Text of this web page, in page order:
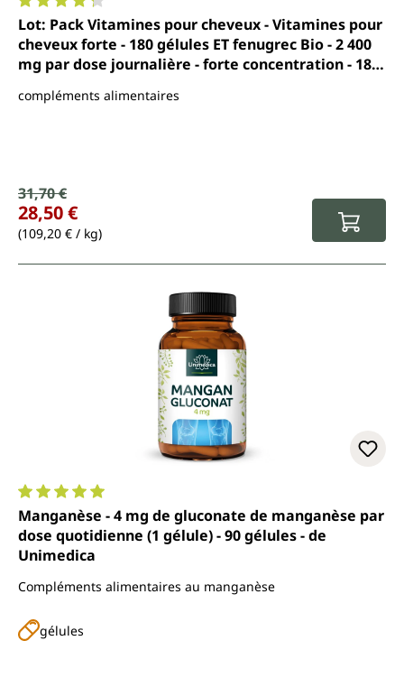
Note moyenne de 4.3 sur 5 étoiles
Lot: Pack Vitamines pour cheveux - Vitamines pour
cheveux forte - 180 gélules ET fenugrec Bio - 2 400
mg par dose journalière - forte concentration - 180
compléments alimentaires
Prix de vente :
Prix régulier :
31,70 €
28,50 €
(109,20 € / kg)
Note moyenne de 5 sur 5 étoiles
Manganèse - 4 mg de gluconate de manganèse par
dose quotidienne (1 gélule) - 90 gélules - de
Unimedica
Compléments alimentaires au manganèse
gélules